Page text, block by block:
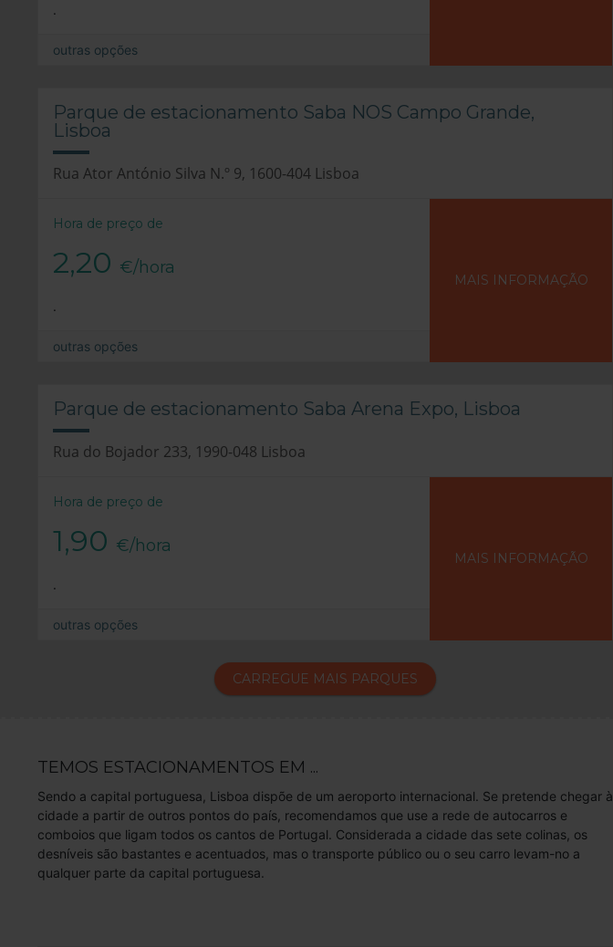
.
outras opções
Parque de estacionamento Saba NOS Campo Grande,
Lisboa
Rua Ator António Silva N.º 9, 1600-404 Lisboa
Hora de preço de
2,20 €/hora
.
MAIS INFORMAÇÃO
outras opções
Parque de estacionamento Saba Arena Expo, Lisboa
Rua do Bojador 233, 1990-048 Lisboa
Hora de preço de
1,90 €/hora
.
MAIS INFORMAÇÃO
outras opções
CARREGUE MAIS PARQUES
TEMOS ESTACIONAMENTOS EM ...
Sendo a capital portuguesa, Lisboa dispõe de um aeroporto internacional. Se pretende chegar à
cidade a partir de outros pontos do país, recomendamos que use a rede de autocarros e
comboios que ligam todos os cantos de Portugal. Considerada a cidade das sete colinas, os
desníveis são bastantes e acentuados, mas o transporte público ou o seu carro levam-no a
qualquer parte da capital portuguesa.